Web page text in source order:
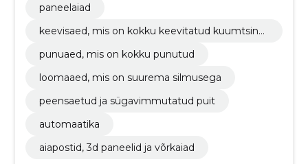
paneelaiad
keevisaed, mis on kokku keevitatud kuumtsingi
punuaed, mis on kokku punutud
loomaaed, mis on suurema silmusega
peensaetud ja sügavimmutatud puit
automaatika
aiapostid, 3d paneelid ja võrkaiad